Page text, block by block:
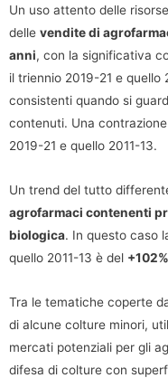
Un uso attento delle
delle vendite di
anni, con la significativa
il triennio 2019-21 e quello
consistenti quando si
contenuti. Una
2019-21 e quello 2011-13.
Un trend del tutto
agrofarmaci contenenti
biologica. In questo caso
quello 2011-13 è del
Tra le tematiche coperte
di alcune colture minori,
mercati potenziali per gli
difesa di colture con